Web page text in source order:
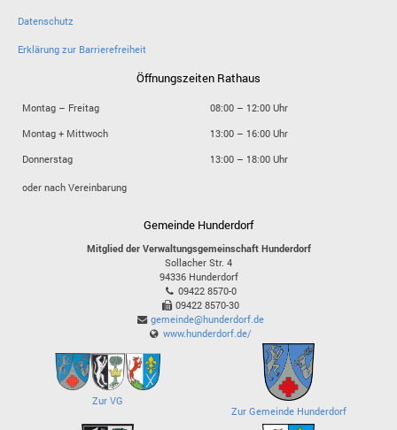
Datenschutz
Erklärung zur Barrierefreiheit
Öffnungszeiten Rathaus
Montag – Freitag
08:00 – 12:00 Uhr
Montag + Mittwoch
13:00 – 16:00 Uhr
Donnerstag
13:00 – 18:00 Uhr
oder nach Vereinbarung
Gemeinde Hunderdorf
Mitglied der Verwaltungsgemeinschaft Hunderdorf
Sollacher Str. 4
94336 Hunderdorf
09422 8570-0
09422 8570-30
gemeinde@hunderdorf.de
www.hunderdorf.de/
Zur VG
Zur Gemeinde Hunderdorf